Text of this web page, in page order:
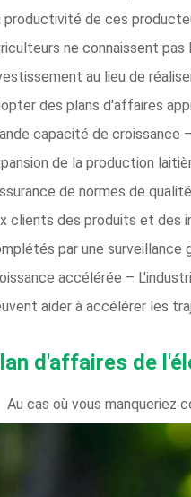
productivité de ces
ne connaissent
au lieu de
des plans d'affaires
capacité de croissance
de la production
de normes de
clients des produits et des
par une surveillance
accélérée –
aider à accélérer les
d'affaires de
Au cas où vous manqueriez